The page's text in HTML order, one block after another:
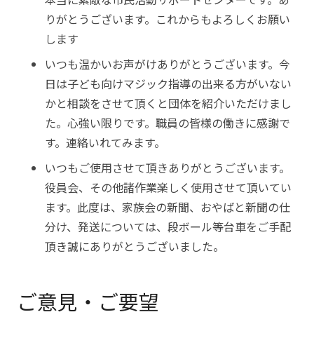
りがとうございます。これからもよろしくお願い
します
いつも温かいお声がけありがとうございます。今
日は子ども向けマジック指導の出来る方がいない
かと相談をさせて頂くと団体を紹介いただけまし
た。心強い限りです。職員の皆様の働きに感謝で
す。連絡いれてみます。
いつもご使用させて頂きありがとうございます。
役員会、その他諸作業楽しく使用させて頂いてい
ます。此度は、家族会の新聞、おやばと新聞の仕
分け、発送については、段ボール等台車をご手配
頂き誠にありがとうございました。
ご意見・ご要望